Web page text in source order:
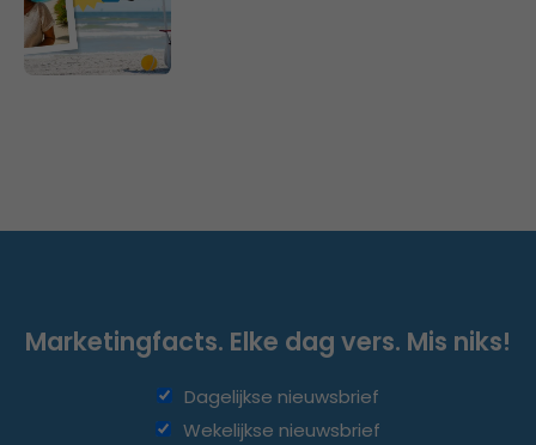
Marketingfacts. Elke dag vers. Mis niks!
Dagelijkse nieuwsbrief
Wekelijkse nieuwsbrief